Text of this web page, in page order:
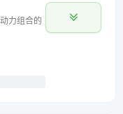
力组合的